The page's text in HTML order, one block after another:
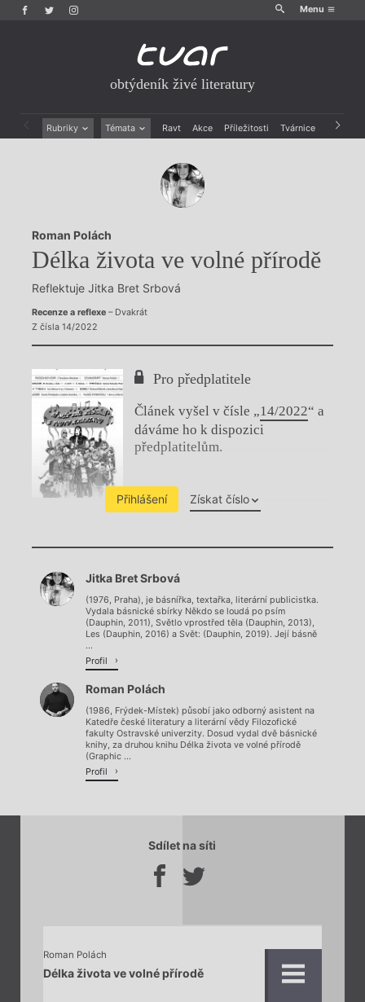
Menu
obtýdeník živé literatury
Rubriky Témata Ravt Akce Příležitosti Tvárnice Archiv
Rozhovory
Dokument
Výroční ceny
Roman Polách
Délka života ve volné přírodě
Reflektuje Jitka Bret Srbová
Recenze a reflexe– Dvakrát
Z čísla 14/2022
Pro předplatitele
Článek vyšel v čísle „14/2022“ a
dáváme ho k dispozici
předplatitelům.
Přihlášení Získat číslo
Chviličku.
Načítá se.
Jitka Bret Srbová
(1976, Praha), je básnířka, textařka, literární publicistka.
Vydala básnické sbírky Někdo se loudá po psím
(Dauphin, 2011), Světlo vprostřed těla (Dauphin, 2013),
Les (Dauphin, 2016) a Svět: (Dauphin, 2019). Její básně
...
Profil
Roman Polách
(1986, Frýdek-Místek) působí jako odborný asistent na
Katedře české literatury a literární vědy Filozofické
fakulty Ostravské univerzity. Dosud vydal dvě básnické
knihy, za druhou knihu Délka života ve volné přírodě
(Graphic ...
Profil
Sdílet na síti
Roman Polách
Délka života ve volné přírodě